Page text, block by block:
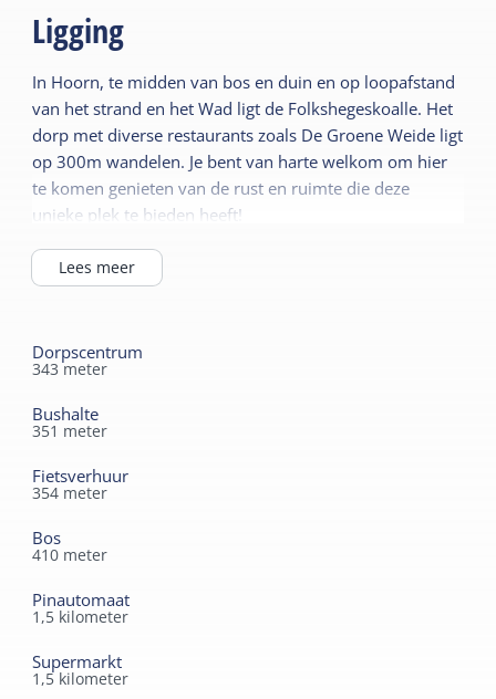
Ligging
In Hoorn, te midden van bos en duin en op loopafstand
van het strand en het Wad ligt de Folkshegeskoalle. Het
dorp met diverse restaurants zoals De Groene Weide ligt
op 300m wandelen. Je bent van harte welkom om hier
te komen genieten van de rust en ruimte die deze
unieke plek te bieden heeft!
Lees meer
Dorpscentrum
343 meter
Bushalte
351 meter
Fietsverhuur
354 meter
Bos
410 meter
Pinautomaat
1,5 kilometer
Supermarkt
1,5 kilometer